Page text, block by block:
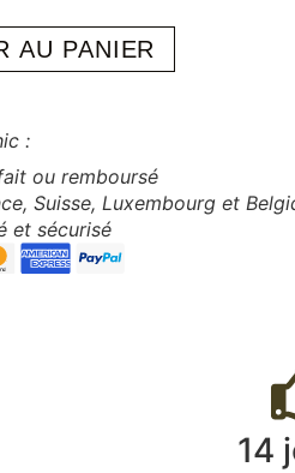
AU PANIER
:
ou remboursé
Suisse, Luxembourg et
et sécurisé
14